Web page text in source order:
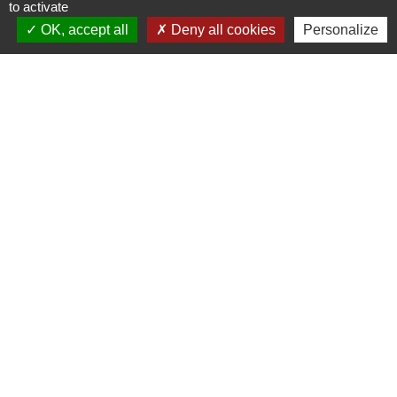
to activate
OK, accept all
Deny all cookies Personalize